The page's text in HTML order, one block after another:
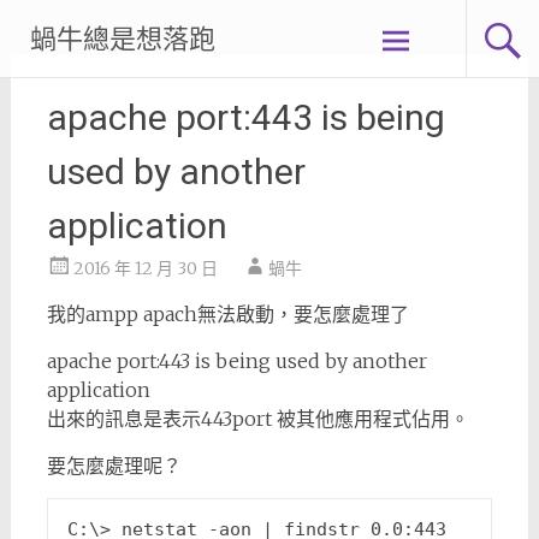
content
蝸牛總是想落跑
apache port:443 is being
used by another
application
2016 年 12 月 30 日 蝸牛
我的ampp apach無法啟動，要怎麼處理了
apache port:443 is being used by another
application
出來的訊息是表示443port 被其他應用程式佔用。
要怎麼處理呢？
C:\> netstat -aon | findstr 0.0:443